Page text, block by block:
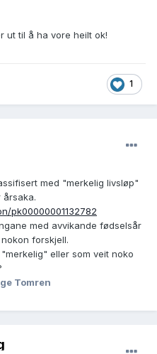
ut til å ha vore heilt ok!
1
med "merkelig livsløp"
årsaka.
pk00000001132782
med avvikande fødselsår
forskjell.
eller som veit noko
Tomren